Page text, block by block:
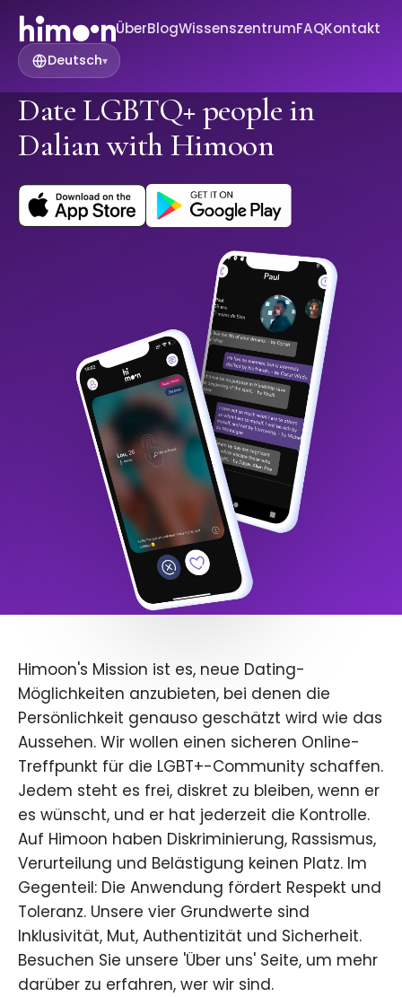
ÜberBlogWissenszentrumFAQKontakt
Deutsch▾
Date LGBTQ+ people in
Dalian with Himoon
Himoon's Mission ist es, neue Dating-
Möglichkeiten anzubieten, bei denen die
Persönlichkeit genauso geschätzt wird wie das
Aussehen. Wir wollen einen sicheren Online-
Treffpunkt für die LGBT+-Community schaffen.
Jedem steht es frei, diskret zu bleiben, wenn er
es wünscht, und er hat jederzeit die Kontrolle.
Auf Himoon haben Diskriminierung, Rassismus,
Verurteilung und Belästigung keinen Platz. Im
Gegenteil: Die Anwendung fördert Respekt und
Toleranz. Unsere vier Grundwerte sind
Inklusivität, Mut, Authentizität und Sicherheit.
Besuchen Sie unsere 'Über uns' Seite, um mehr
darüber zu erfahren, wer wir sind.